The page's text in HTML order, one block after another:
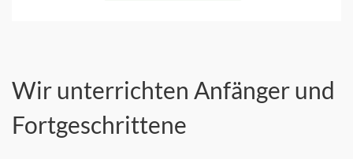
Wir unterrichten Anfänger und
Fortgeschrittene